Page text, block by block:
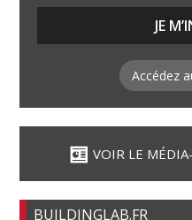
Accédez
VOIR LE
BUILDINGLAB.FR